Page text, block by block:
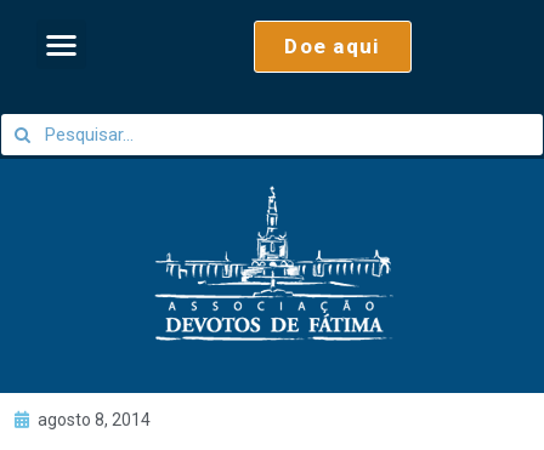
Doe aqui
agosto 8, 2014